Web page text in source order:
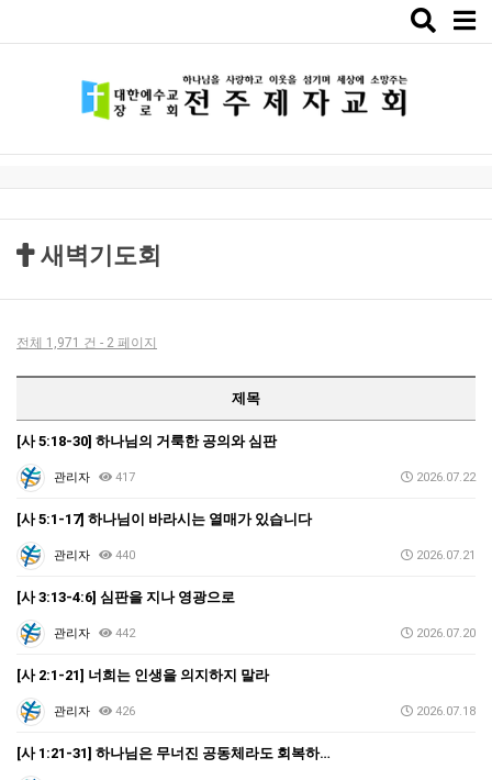
Toggle
새벽기도회
전체 1,971 건 - 2 페이지
제목
[사 5:18-30] 하나님의 거룩한 공의와 심판
관리자 417 2026.07.22
[사 5:1-17] 하나님이 바라시는 열매가 있습니다
관리자 440 2026.07.21
[사 3:13-4:6] 심판을 지나 영광으로
관리자 442 2026.07.20
[사 2:1-21] 너희는 인생을 의지하지 말라
관리자 426 2026.07.18
[사 1:21-31] 하나님은 무너진 공동체라도 회복하…